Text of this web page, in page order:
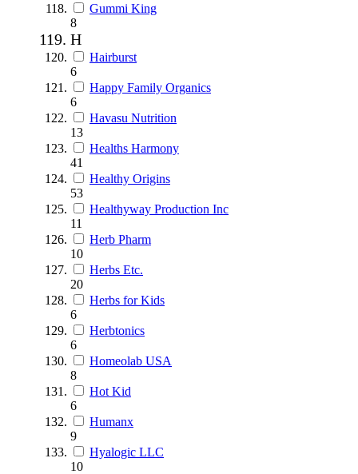
Gummi King
8
H
Hairburst
6
Happy Family Organics
6
Havasu Nutrition
13
Healths Harmony
41
Healthy Origins
53
Healthyway Production Inc
11
Herb Pharm
10
Herbs Etc.
20
Herbs for Kids
6
Herbtonics
6
Homeolab USA
8
Hot Kid
6
Humanx
9
Hyalogic LLC
10